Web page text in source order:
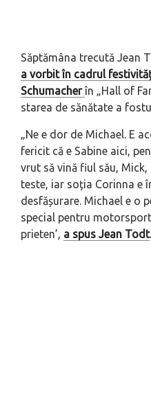
Săptămâna trecută Jean
a vorbit în cadrul
Schumacherîn „Hall of
starea de sănătate a
„Ne e dor de Michael. E
fericit că e Sabine aici,
vrut să vină fiul său,
teste, iar soția Corinna e
desfășurare. Michael e o
special pentru
prieten’, a spus Jean Todt.